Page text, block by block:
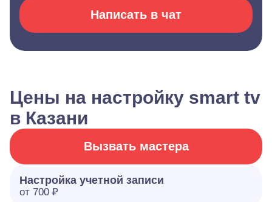
Написать в чат
Цены на настройку smart tv
в Казани
Вызвать мастера
Настройка учетной записи
от 700 ₽